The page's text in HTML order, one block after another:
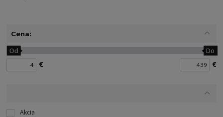
Cena:
€
Od Do
€
Akcia